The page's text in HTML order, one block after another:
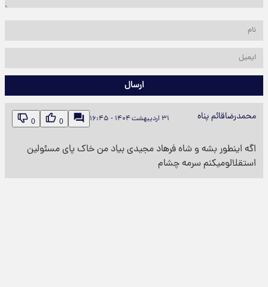
ارسال
محمدرضاقائم پناه ۳۱ اردیبهشت ۱۴۰۴ - ۱۶:۴۵ 0
0
اگه اینطور بشه و شاه فرهاد مجیدی بیاد من خاک پای مسئولین
استقلالومیکنم سرمه چشام